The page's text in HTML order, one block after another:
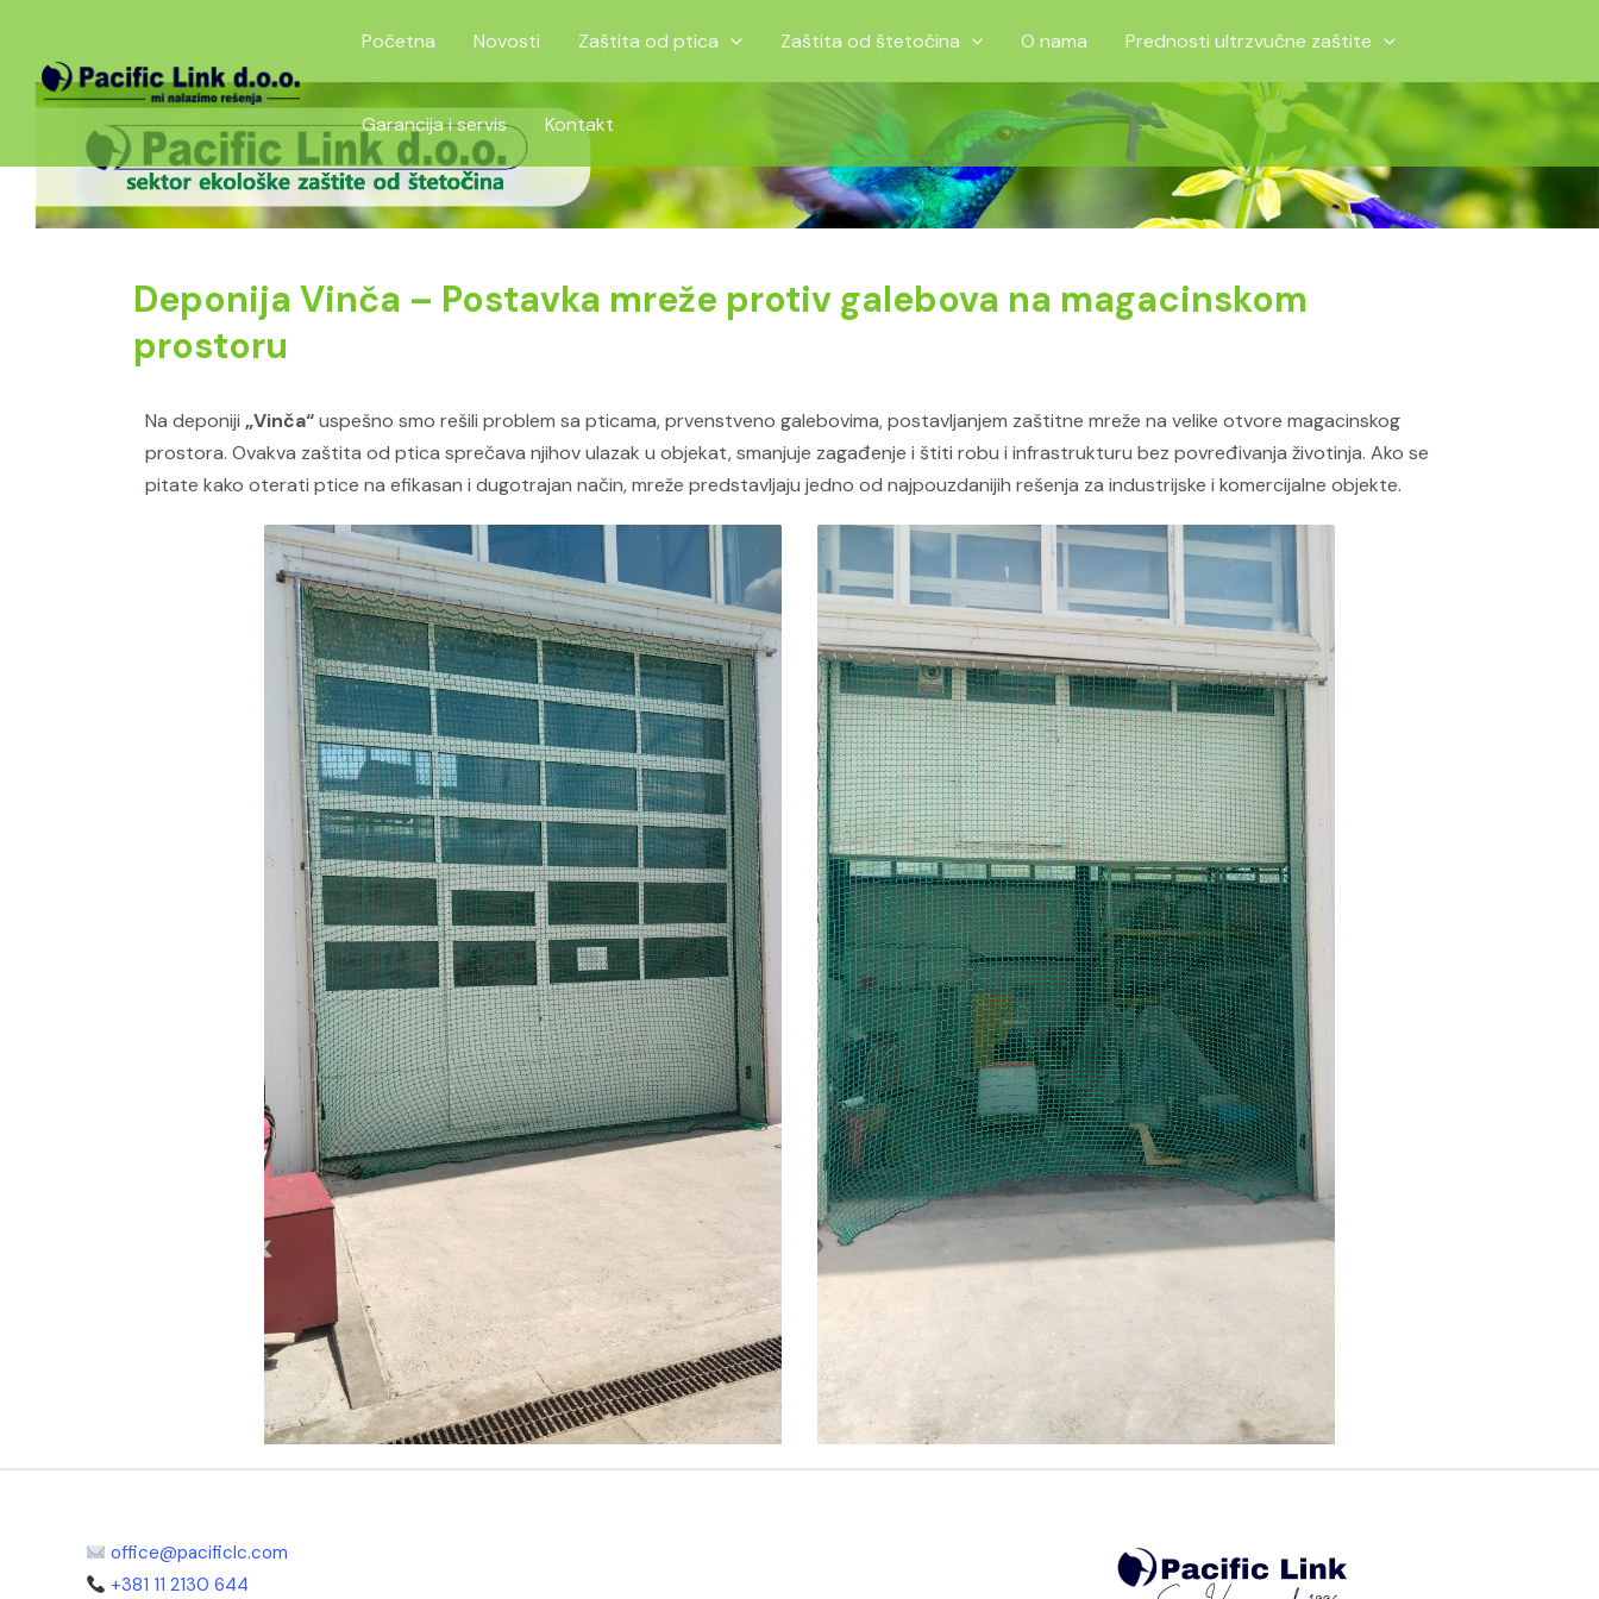
content
Početna Novosti Zaštita od ptica Zaštita od štetočina O nama Prednosti ultrzvučne zaštite
Garancija i servis Kontakt
Deponija Vinča – Postavka mreže protiv galebova na magacinskom
prostoru
Na deponiji „Vinča“uspešno smo rešili problem sa pticama, prvenstveno galebovima, postavljanjem zaštitne mreže na velike otvore magacinskog
prostora. Ovakva zaštita od ptica sprečava njihov ulazak u objekat, smanjuje zagađenje i štiti robu i infrastrukturu bez povređivanja životinja. Ako se
pitate kako oterati ptice na efikasan i dugotrajan način, mreže predstavljaju jedno od najpouzdanijih rešenja za industrijske i komercijalne objekte.
office@pacificlc.com
+381 11 2130 644